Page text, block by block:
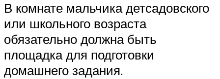
В комнате мальчика детсадовского
или школьного возраста
обязательно должна быть
площадка для подготовки
домашнего задания.